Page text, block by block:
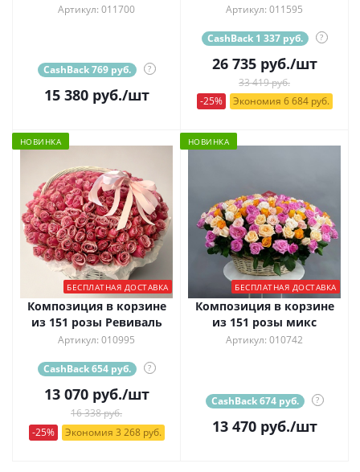
Артикул: 011700
CashBack 769 руб. ?
15 380руб./шт
Артикул: 011595
CashBack 1 337 руб. ?
26 735руб./шт
33 419 руб.
-25%
Экономия 6 684 руб.
НОВИНКА
БЕСПЛАТНАЯ ДОСТАВКА
Композиция в корзине
из 151 розы Ревиваль
Артикул: 010995
CashBack 654 руб. ?
13 070руб./шт
16 338 руб.
-25%
Экономия 3 268 руб.
НОВИНКА
БЕСПЛАТНАЯ ДОСТАВКА
Композиция в корзине
из 151 розы микс
Артикул: 010742
CashBack 674 руб. ?
13 470руб./шт